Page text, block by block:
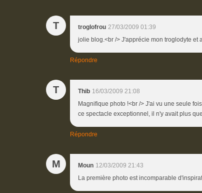
T troglofrou 27/03/2009 01:39
jolie blog.<br /> J'apprécie mon troglodyte et
Répondre
T Thib 16/03/2009 21:08
Magnifique photo !<br /> J'ai vu une seule
ce spectacle exceptionnel, il n'y avait plus
Répondre
M Moun 12/03/2009 21:43
La première photo est incomparable